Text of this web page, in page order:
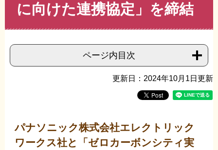
に向けた連携協定」を締結
ページ内目次
更新日：2024年10月1日更新
パナソニック株式会社エレクトリック
ワークス社と「ゼロカーボンシティ実